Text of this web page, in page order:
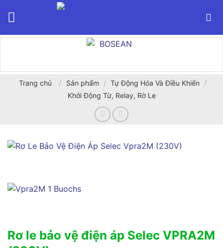
Trang chủ / Sản phẩm / Tự Động Hóa Và Điều Khiển /
Khởi Động Từ, Relay, Rờ Le
Rơ le bảo vệ điện áp Selec VPRA2M